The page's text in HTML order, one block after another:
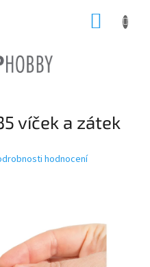
víček a zátek
hodnocení